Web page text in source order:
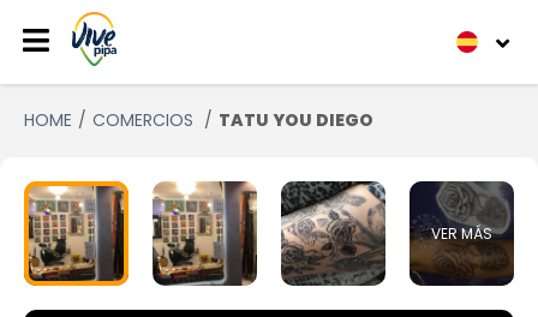
HOME COMERCIOS TATU YOU DIEGO
VER MÁS